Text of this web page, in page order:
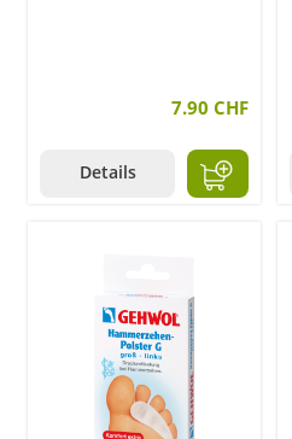
7.90 CHF
Details